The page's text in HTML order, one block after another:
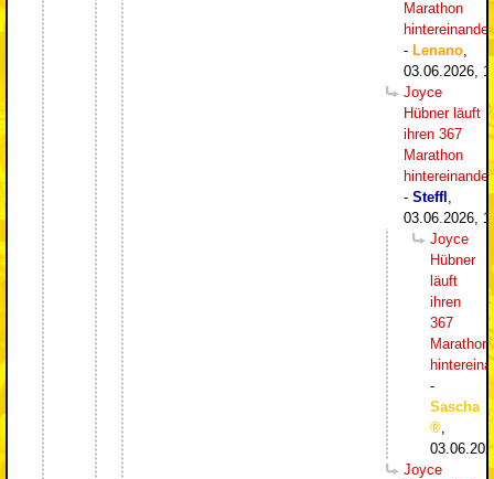
Marathon
hintereinander
- Lenano
03.06.2026,
Joyce
Hübner läuft
ihren 367
Marathon
hintereinander
- Steffl
03.06.2026,
Joyce
Hübner
läuft
ihren
367
Marathon
-
Sascha
Joyce